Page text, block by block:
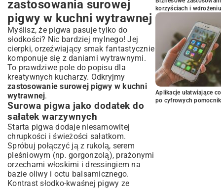
zastosowania surowej
pigwy w kuchni wytrawnej
Myślisz, że pigwa pasuje tylko do
słodkości? Nic bardziej mylnego! Jej
cierpki, orzeźwiający smak fantastycznie
komponuje się z daniami wytrawnymi.
To prawdziwe pole do popisu dla
kreatywnych kucharzy. Odkryjmy
zastosowanie surowej pigwy w kuchni
wytrawnej.
Surowa pigwa jako dodatek do
sałatek warzywnych
Starta pigwa dodaje niesamowitej
chrupkości i świeżości sałatkom.
Spróbuj połączyć ją z rukolą, serem
pleśniowym (np. gorgonzolą), prażonymi
orzechami włoskimi i dressingiem na
bazie oliwy i octu balsamicznego.
Kontrast słodko-kwaśnej pigwy ze
korzyściach i wdrożeniu
Aplikacje ułatwiające
po cyfrowych